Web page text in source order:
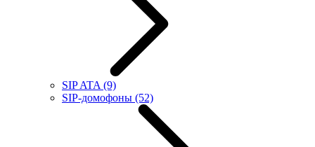
SIP ATA (9)
SIP-домофоны (52)